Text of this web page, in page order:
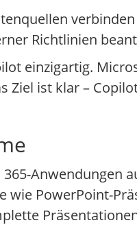
verbinden
Richtlinien
einzigartig.
Ziel ist klar –
Anwendungen
wie PowerPoint-